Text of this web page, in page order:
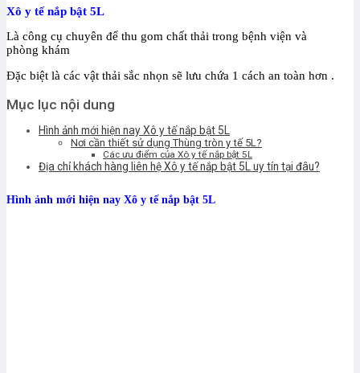
Xô y tế nắp bật 5L
Là công cụ chuyên để thu gom chất thải trong bệnh viện và
phòng khám
Đặc biệt là các vật thải sắc nhọn sẽ lưu chứa 1 cách an toàn hơn .
Mục lục nội dung
Hình ảnh mới hiện nay Xô y tế nắp bật 5L
Nơi cần thiết sử dụng Thùng tròn y tế 5L?
Các ưu điểm của Xô y tế nắp bật 5L
Địa chỉ khách hàng liên hệ Xô y tế nắp bật 5L uy tín tại đâu?
Hình ảnh mới hiện nay Xô y tế nắp bật 5L